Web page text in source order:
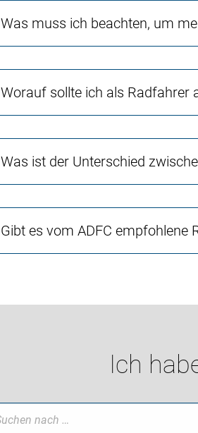
Was muss ich beachten, um
Worauf sollte ich als Radfahrer
Was ist der Unterschied
Gibt es vom ADFC empfohlene
Ich